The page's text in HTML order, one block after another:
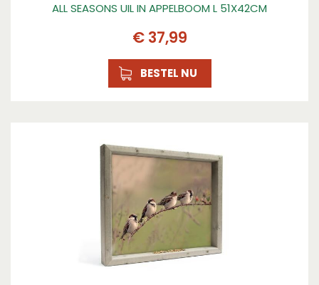
ALL SEASONS UIL IN APPELBOOM L 51X42CM
€ 37,99
BESTEL NU